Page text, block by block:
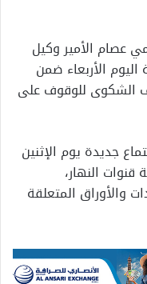
عصام الأمير وكيل
الأربعاء ضمن
الشكوى للوقوف على
جديدة يوم الإثنين
النهار،
والأوراق المتعلقة